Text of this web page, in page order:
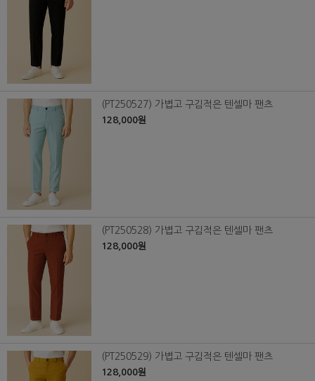
(PT250527) 가볍고 구김적은 텐셀마 팬츠
128,000원
(PT250528) 가볍고 구김적은 텐셀마 팬츠
128,000원
(PT250529) 가볍고 구김적은 텐셀마 팬츠
128,000원